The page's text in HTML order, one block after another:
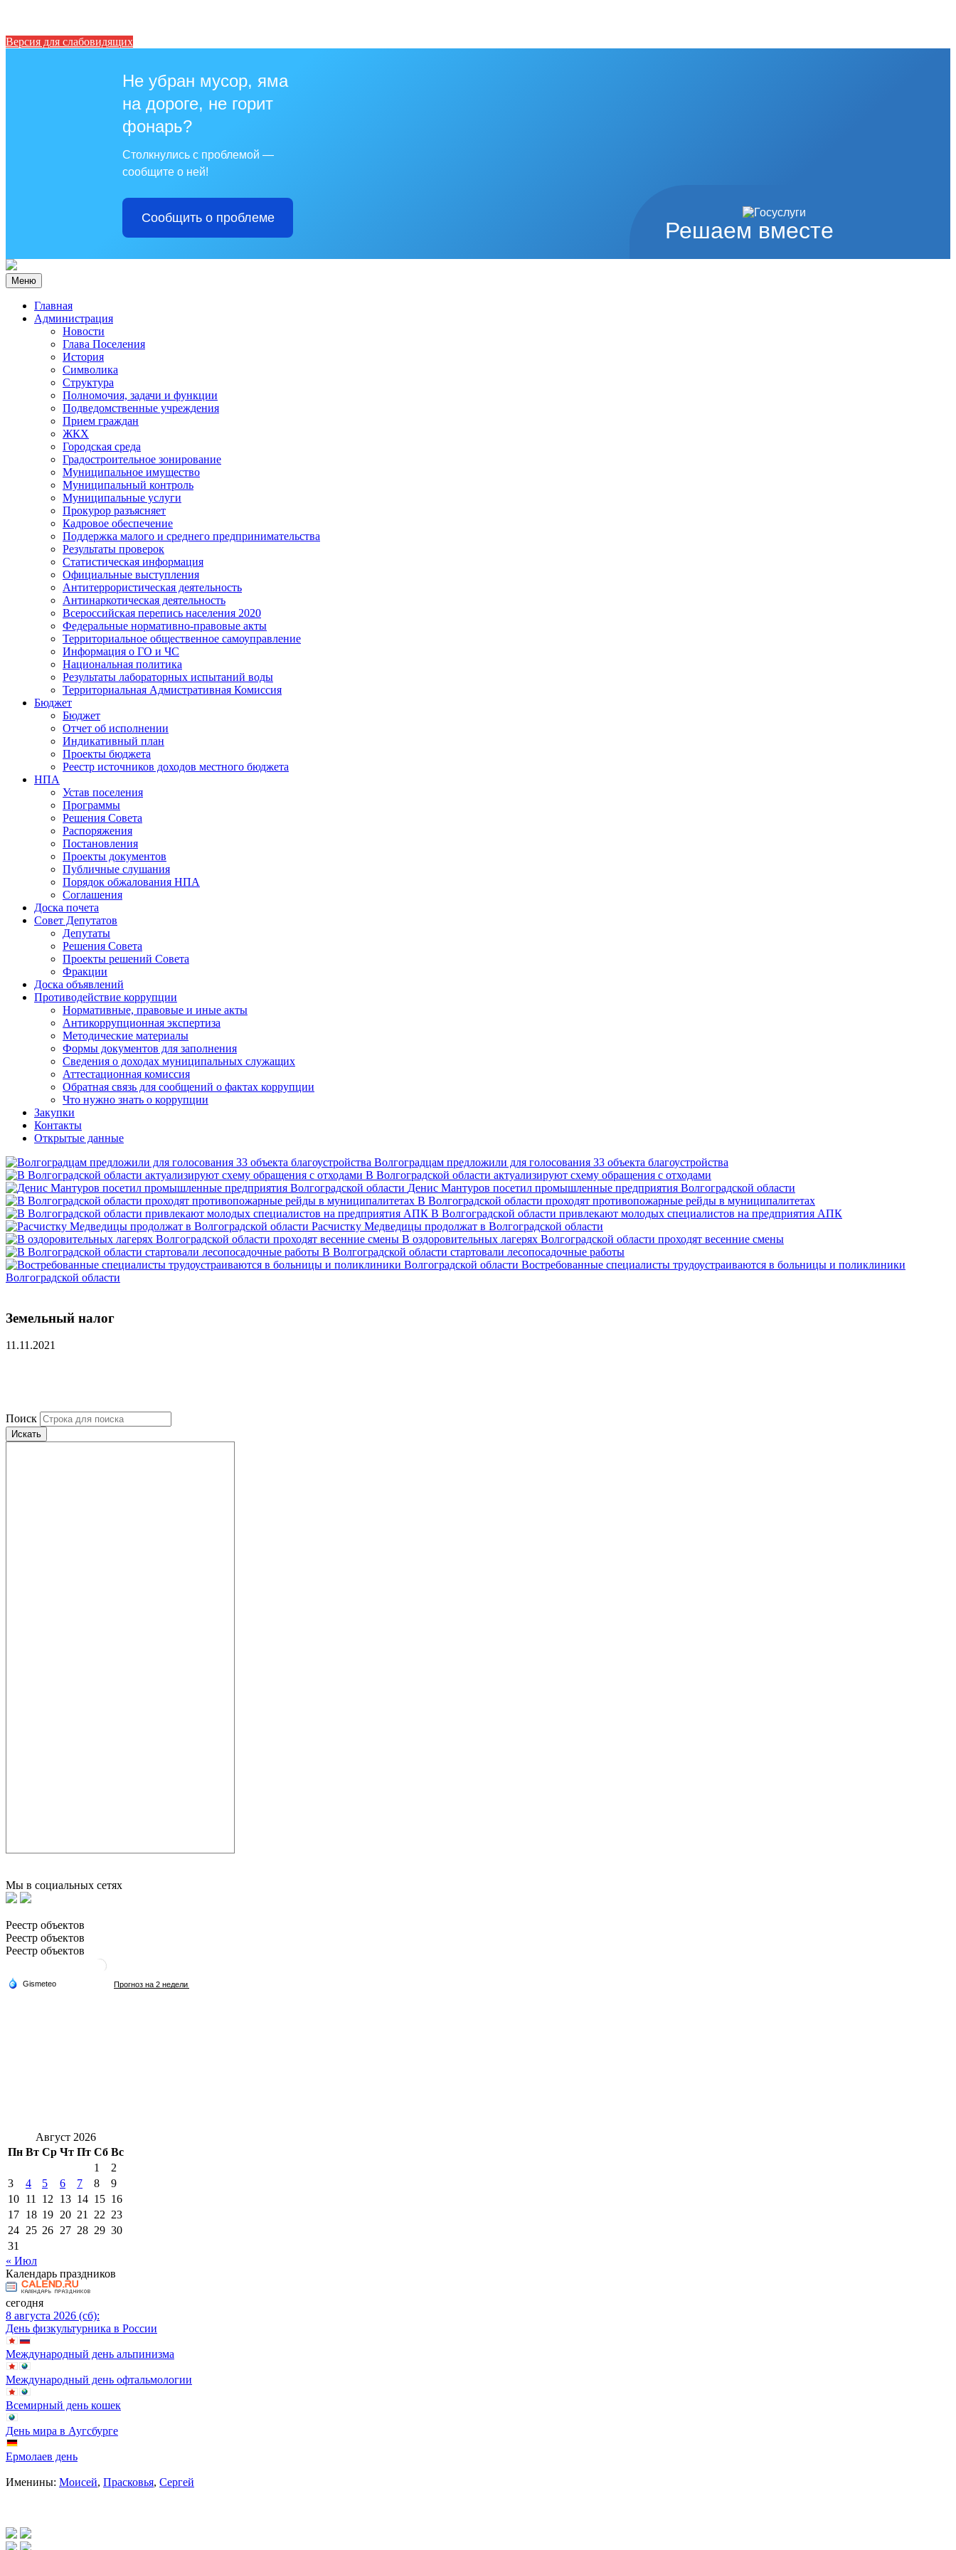
Версия для слабовидящих
Решаем вместе
Не убран мусор, яма
на дороге, не горит
фонарь?
Столкнулись с проблемой —
сообщите о ней!
Сообщить о проблеме
Меню
Главная
Администрация
Новости
Глава Поселения
История
Символика
Структура
Полномочия, задачи и функции
Подведомственные учреждения
Прием граждан
ЖКХ
Городская среда
Градостроительное зонирование
Муниципальное имущество
Муниципальный контроль
Муниципальные услуги
Прокурор разъясняет
Кадровое обеспечение
Поддержка малого и среднего предпринимательства
Результаты проверок
Статистическая информация
Официальные выступления
Антитеррористическая деятельность
Антинаркотическая деятельность
Всероссийская перепись населения 2020
Федеральные нормативно-правовые акты
Территориальное общественное самоуправление
Информация о ГО и ЧС
Национальная политика
Результаты лабораторных испытаний воды
Территориальная Адмистративная Комиссия
Бюджет
Бюджет
Отчет об исполнении
Индикативный план
Проекты бюджета
Реестр источников доходов местного бюджета
НПА
Устав поселения
Программы
Решения Совета
Распоряжения
Постановления
Проекты документов
Публичные слушания
Порядок обжалования НПА
Соглашения
Доска почета
Совет Депутатов
Депутаты
Решения Совета
Проекты решений Совета
Фракции
Доска объявлений
Противодействие коррупции
Нормативные, правовые и иные акты
Антикоррупционная экспертиза
Методические материалы
Формы документов для заполнения
Сведения о доходах муниципальных служащих
Аттестационная комиссия
Обратная связь для сообщений о фактах коррупции
Что нужно знать о коррупции
Закупки
Контакты
Открытые данные
Волгоградцам предложили для голосования 33 объекта благоустройства
В Волгоградской области актуализируют схему обращения с отходами
Денис Мантуров посетил промышленные предприятия Волгоградской области
В Волгоградской области проходят противопожарные рейды в муниципалитетах
В Волгоградской области привлекают молодых специалистов на предприятия АПК
Расчистку Медведицы продолжат в Волгоградской области
В оздоровительных лагерях Волгоградской области проходят весенние смены
В Волгоградской области стартовали лесопосадочные работы
Востребованные специалисты трудоустраиваются в больницы и поликлиники
Волгоградской области
Земельный налог
11.11.2021
Поиск
Искать
Мы в социальных сетях
Реестр объектов
Реестр объектов
Реестр объектов
Август 2026
Пн Вт Ср Чт Пт Сб Вс
1
2
3
4 5 6 7 8
9
10 11 12 13 14 15 16
17 18 19 20 21 22 23
24 25 26 27 28 29 30
31
« Июл
Календарь праздников
сегодня
8 августа 2026 (сб):
День физкультурника в России
Международный день альпинизма
Международный день офтальмологии
Всемирный день кошек
День мира в Аугсбурге
Ермолаев день
Именины: Моисей, Прасковья, Сергей